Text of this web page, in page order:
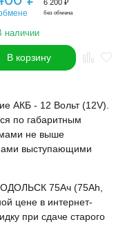
6 200 ₽
без обмена
наличии
В корзину
АКБ - 12 Вольт (12V).
по габаритным
не выше
выступающими
75Ач (75Ah,
цене в интернет-
при сдаче старого